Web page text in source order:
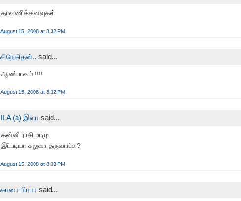
தாவணிக்கனவுகள்
August 15, 2008 at 8:32 PM
சிநேகிதன்.. said...
ஆண்பாவம்.!!!!
August 15, 2008 at 8:32 PM
ILA (a) இளா said...
கன்னி ராசி மாமு.
இப்படியா சுலுவா தருவாங்க?
August 15, 2008 at 8:33 PM
கானா பிரபா said...